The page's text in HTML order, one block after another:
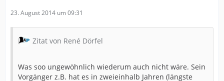
23. August 2014 um 09:31
Zitat von René Dörfel
Was soo ungewöhnlich wiederum auch nicht wäre. Sein
Vorgänger z.B. hat es in zweieinhalb Jahren (längste